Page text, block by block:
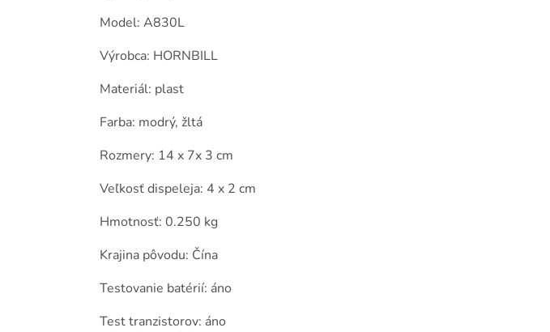
Model: A830L
Výrobca: HORNBILL
Materiál: plast
Farba: modrý, žltá
Rozmery: 14 x 7x 3 cm
Veľkosť dispeleja: 4 x 2 cm
Hmotnosť: 0.250 kg
Krajina pôvodu: Čína
Testovanie batérií: áno
Test tranzistorov: áno